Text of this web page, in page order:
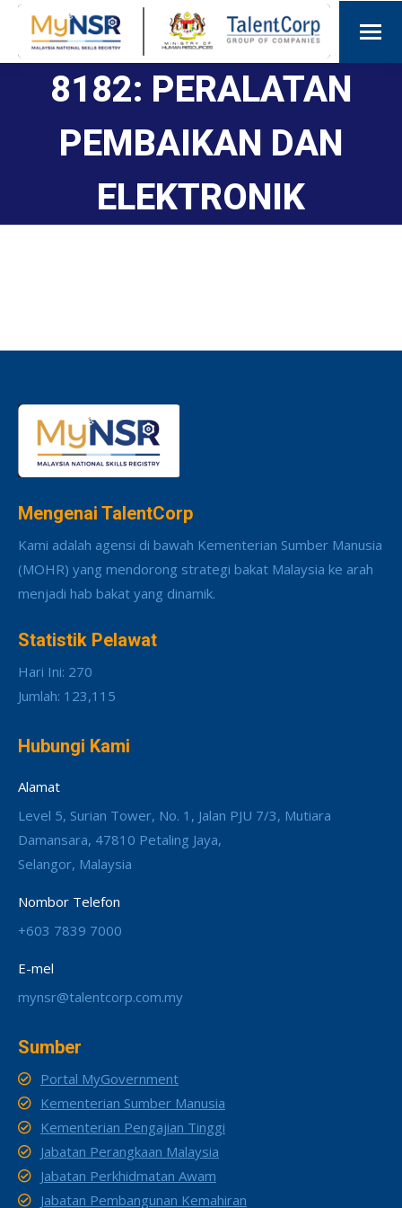
8182: PERALATAN
PEMBAIKAN DAN
ELEKTRONIK
Mengenai TalentCorp
Kami adalah agensi di bawah Kementerian Sumber Manusia
(MOHR) yang mendorong strategi bakat Malaysia ke arah
menjadi hab bakat yang dinamik.
Statistik Pelawat
Hari Ini: 270
Jumlah: 123,115
Hubungi Kami
Alamat
Level 5, Surian Tower, No. 1, Jalan PJU 7/3, Mutiara
Damansara, 47810 Petaling Jaya,
Selangor, Malaysia
Nombor Telefon
+603 7839 7000
E-mel
mynsr@talentcorp.com.my
Sumber
Portal MyGovernment
Kementerian Sumber Manusia
Kementerian Pengajian Tinggi
Jabatan Perangkaan Malaysia
Jabatan Perkhidmatan Awam
Jabatan Pembangunan Kemahiran